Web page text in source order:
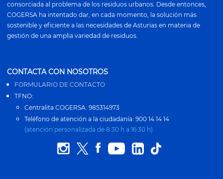
consorciada al problema de los residuos urbanos. Desde entonces,
COGERSA ha intentado dar, en cada momento, la solución más
sostenible y eficiente a las necesidades de Asturias en materia de
gestión de una amplia variedad de residuos.
CONTACTA CON NOSOTROS
FORMULARIO DE CONTACTO
TFNO:
Centralita COGERSA: 985314973
Teléfono de atención a la ciudadanía: 900 14 14 14
(atención personalizada de 8:30 h a 16:30 h)